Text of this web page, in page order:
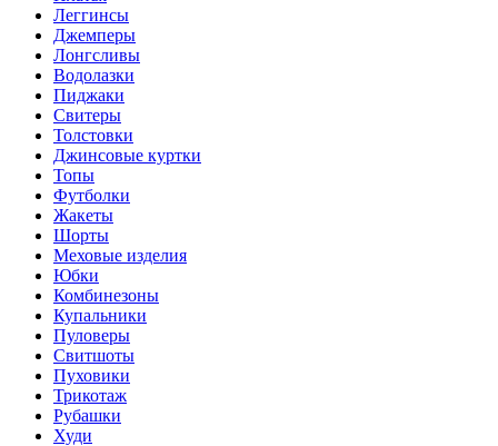
Леггинсы
Джемперы
Лонгсливы
Водолазки
Пиджаки
Свитеры
Толстовки
Джинсовые куртки
Топы
Футболки
Жакеты
Шорты
Меховые изделия
Юбки
Комбинезоны
Купальники
Пуловеры
Свитшоты
Пуховики
Трикотаж
Рубашки
Худи